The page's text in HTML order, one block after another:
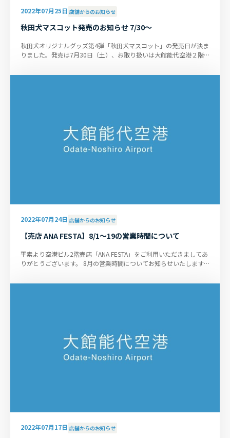
2022年07月25日 店舗からのお知らせ
秋田犬マスコット発売のお知らせ 7/30～
秋田犬オリジナルグッズ第4弾「秋田犬マスコット」の発売日が決ま
りました。発売は7月30日（土）、お取り扱いは大館能代空港２階
2022年07月24日 店舗からのお知らせ
【売店 ANA FESTA】8/1～19の営業時間について
平素より空港ビル2階売店「ANA FESTA」をご利用いただきましてあ
りがとうございます。 8月の営業時間についてお知らせいたします。
2022年07月17日 店舗からのお知らせ